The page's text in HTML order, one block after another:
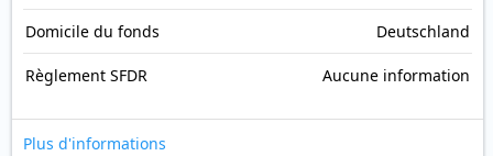
Domicile du fonds Deutschland
Règlement SFDR Aucune information
Plus d'informations